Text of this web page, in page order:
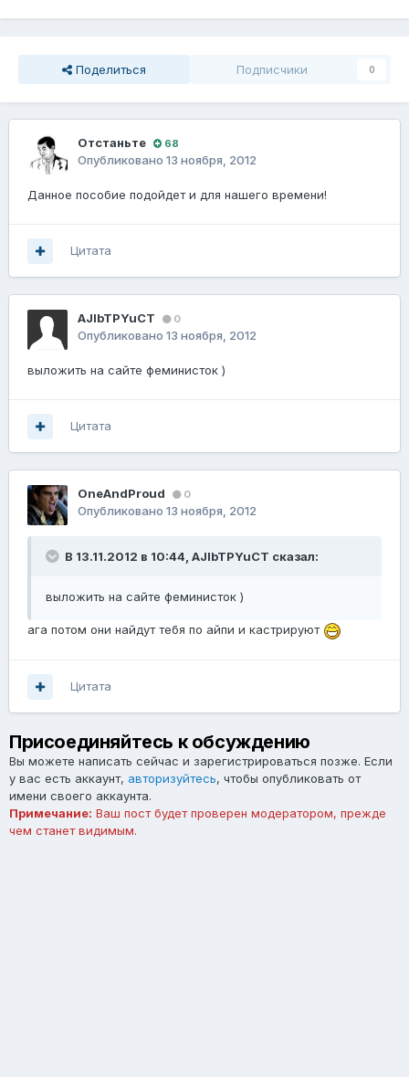
Поделиться Подписчики 0
Отстаньте 68
Опубликовано 13 ноября, 2012
Данное пособие подойдет и для нашего времени!
Цитата
AJIbTPYuCT 0
Опубликовано 13 ноября, 2012
выложить на сайте феминисток )
Цитата
OneAndProud 0
Опубликовано 13 ноября, 2012
В 13.11.2012 в 10:44, AJIbTPYuCT сказал:
выложить на сайте феминисток )
ага потом они найдут тебя по айпи и кастрируют
Цитата
Присоединяйтесь к обсуждению
Вы можете написать сейчас и зарегистрироваться позже. Если
у вас есть аккаунт, авторизуйтесь, чтобы опубликовать от
имени своего аккаунта.
Примечание: Ваш пост будет проверен модератором, прежде
чем станет видимым.